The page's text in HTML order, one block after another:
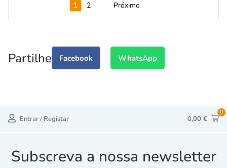
1 2 Próximo
Partilhe Facebook WhatsApp
Entrar / Registar 0,00 €
0
Subscreva a nossa newsletter